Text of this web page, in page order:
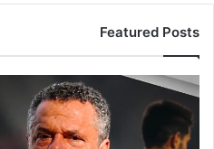
Featured Posts
عاجل:
ماهر
الكنزاري
يبعد